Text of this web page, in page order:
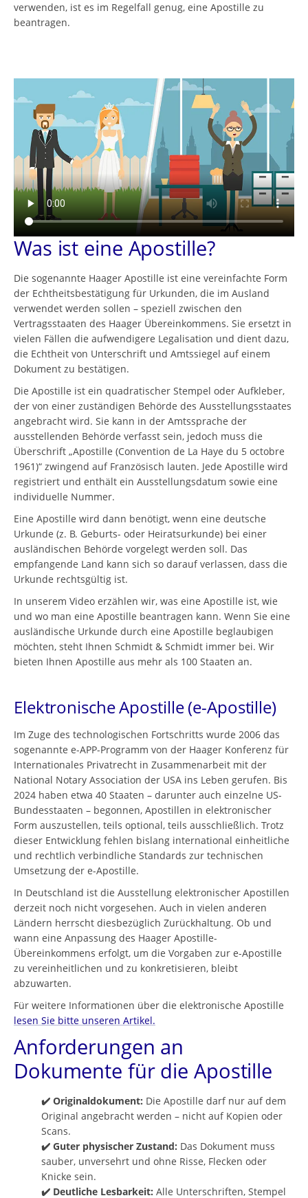
verwenden, ist es im Regelfall genug, eine Apostille zu
beantragen.
Was ist eine Apostille?
Die sogenannte Haager Apostille ist eine vereinfachte Form
der Echtheitsbestätigung für Urkunden, die im Ausland
verwendet werden sollen – speziell zwischen den
Vertragsstaaten des Haager Übereinkommens. Sie ersetzt in
vielen Fällen die aufwendigere Legalisation und dient dazu,
die Echtheit von Unterschrift und Amtssiegel auf einem
Dokument zu bestätigen.
Die Apostille ist ein quadratischer Stempel oder Aufkleber,
der von einer zuständigen Behörde des Ausstellungsstaates
angebracht wird. Sie kann in der Amtssprache der
ausstellenden Behörde verfasst sein, jedoch muss die
Überschrift „Apostille (Convention de La Haye du 5 octobre
1961)“ zwingend auf Französisch lauten. Jede Apostille wird
registriert und enthält ein Ausstellungsdatum sowie eine
individuelle Nummer.
Eine Apostille wird dann benötigt, wenn eine deutsche
Urkunde (z. B. Geburts- oder Heiratsurkunde) bei einer
ausländischen Behörde vorgelegt werden soll. Das
empfangende Land kann sich so darauf verlassen, dass die
Urkunde rechtsgültig ist.
In unserem Video erzählen wir, was eine Apostille ist, wie
und wo man eine Apostille beantragen kann. Wenn Sie eine
ausländische Urkunde durch eine Apostille beglaubigen
möchten, steht Ihnen Schmidt & Schmidt immer bei. Wir
bieten Ihnen Apostille aus mehr als 100 Staaten an.
Elektronische Apostille (e-Apostille)
Im Zuge des technologischen Fortschritts wurde 2006 das
sogenannte e-APP-Programm von der Haager Konferenz für
Internationales Privatrecht in Zusammenarbeit mit der
National Notary Association der USA ins Leben gerufen. Bis
2024 haben etwa 40 Staaten – darunter auch einzelne US-
Bundesstaaten – begonnen, Apostillen in elektronischer
Form auszustellen, teils optional, teils ausschließlich. Trotz
dieser Entwicklung fehlen bislang international einheitliche
und rechtlich verbindliche Standards zur technischen
Umsetzung der e-Apostille.
In Deutschland ist die Ausstellung elektronischer Apostillen
derzeit noch nicht vorgesehen. Auch in vielen anderen
Ländern herrscht diesbezüglich Zurückhaltung. Ob und
wann eine Anpassung des Haager Apostille-
Übereinkommens erfolgt, um die Vorgaben zur e-Apostille
zu vereinheitlichen und zu konkretisieren, bleibt
abzuwarten.
Für weitere Informationen über die elektronische Apostille
lesen Sie bitte unseren Artikel.
Anforderungen an
Dokumente für die Apostille
✔️ Originaldokument: Die Apostille darf nur auf dem
Original angebracht werden – nicht auf Kopien oder
Scans.
✔️ Guter physischer Zustand: Das Dokument muss
sauber, unversehrt und ohne Risse, Flecken oder
Knicke sein.
✔️ Deutliche Lesbarkeit: Alle Unterschriften, Stempel